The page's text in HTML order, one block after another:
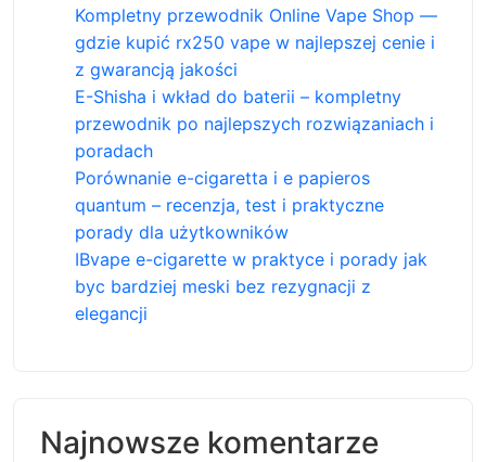
Kompletny przewodnik Online Vape Shop —
gdzie kupić rx250 vape w najlepszej cenie i
z gwarancją jakości
E-Shisha i wkład do baterii – kompletny
przewodnik po najlepszych rozwiązaniach i
poradach
Porównanie e-cigaretta i e papieros
quantum – recenzja, test i praktyczne
porady dla użytkowników
IBvape e-cigarette w praktyce i porady jak
byc bardziej meski bez rezygnacji z
elegancji
Najnowsze komentarze